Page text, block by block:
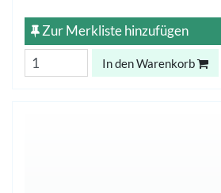
Zur Merkliste hinzufügen
In den Warenkorb